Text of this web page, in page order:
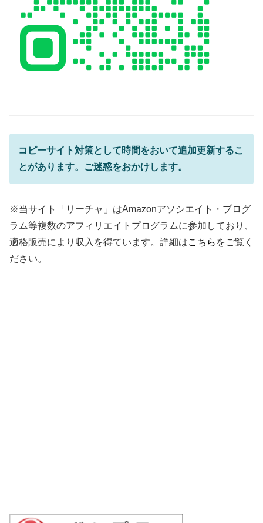
コピーサイト対策として時間をおいて追加更新するこ
とがあります。ご迷惑をおかけします。
※当サイト「リーチャ」はAmazonアソシエイト・プログ
ラム等複数のアフィリエイトプログラムに参加しており、
適格販売により収入を得ています。詳細はこちら をご覧く
ださい。